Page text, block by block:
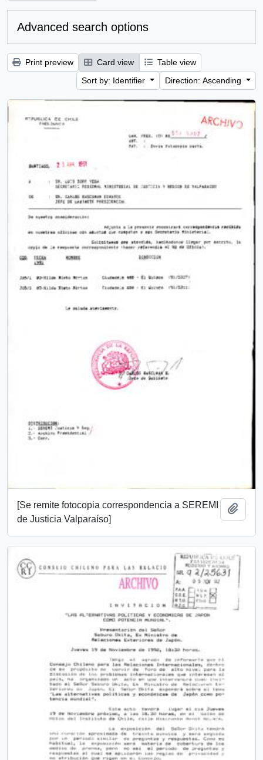
Advanced search options
Print preview Card view
Table view
Sort by: Identifier
Direction: Ascending
[Se remite fotocopia correspondencia a SEREMI
de Justicia Valparaíso]